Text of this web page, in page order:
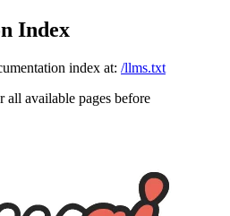
Index
index at: /llms.txt
all available pages before